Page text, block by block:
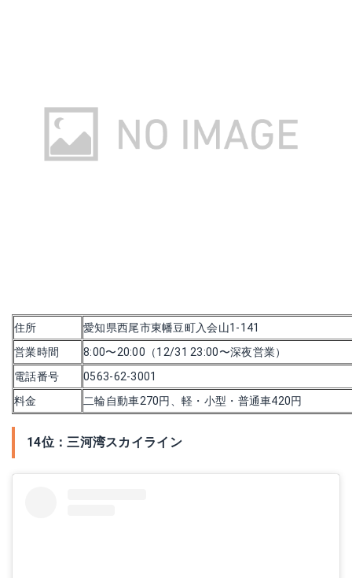
住所
愛知県西尾市東幡豆町入会山1-141
営業時間
8:00〜20:00（12/31 23:00〜深夜営業）
電話番号
0563-62-3001
料金
二輪自動車270円、軽・小型・普通車420円
14位：三河湾スカイライン